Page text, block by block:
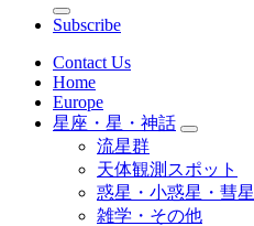
Subscribe
Contact Us
Home
Europe
星座・星・神話
流星群
天体観測スポット
惑星・小惑星・彗星
雑学・その他